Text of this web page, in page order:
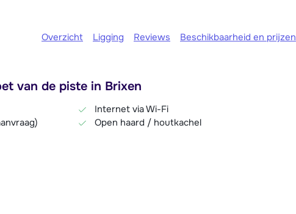
Overzicht Ligging Reviews Beschikbaarheid en prijzen
van de piste in Brixen
Internet via Wi-Fi
Open haard / houtkachel